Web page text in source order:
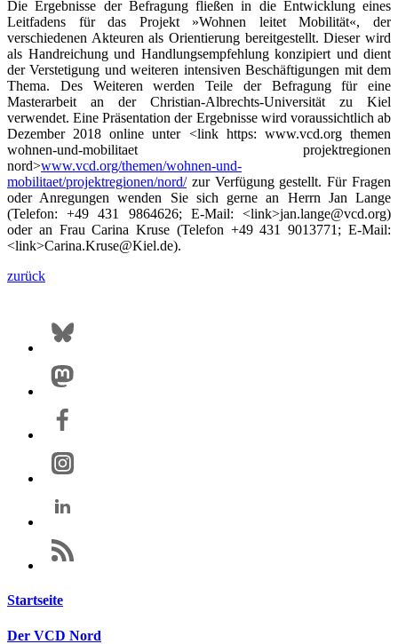
Die Ergebnisse der Befragung fließen in die Entwicklung eines
Leitfadens für das Projekt »Wohnen leitet Mobilität«, der
verschiedenen Akteuren als Orientierung bereitgestellt. Dieser wird
als Handreichung und Handlungsempfehlung konzipiert und dient
der Verstetigung und weiteren intensiven Beschäftigungen mit dem
Thema. Des Weiteren werden Teile der Befragung für eine
Masterarbeit an der Christian-Albrechts-Universität zu Kiel
verwendet. Eine Präsentation der Ergebnisse wird voraussichtlich ab
Dezember 2018 online unter <link https: www.vcd.org themen
wohnen-und-mobilitaet projektregionen
nord>www.vcd.org/themen/wohnen-und-
mobilitaet/projektregionen/nord/zur Verfügung gestellt. Für Fragen
oder Anregungen wenden Sie sich gerne an Herrn Jan Lange
(Telefon: +49 431 9864626; E-Mail: <link>jan.lange@vcd.org)
oder an Frau Carina Kruse (Telefon +49 431 9013771; E-Mail:
<link>Carina.Kruse@Kiel.de).
zurück
Startseite
Der VCD Nord